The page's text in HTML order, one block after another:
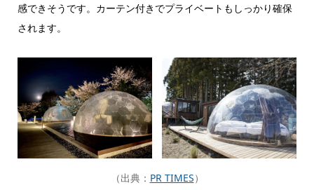
感できそうです。カーテン付きでプライベートもしっかり確保
されます。
（出典： PR TIMES）